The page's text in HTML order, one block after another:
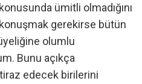
ümitli olmadığını
konuşmak gerekirse bütün
üyeliğine olumlu
Bunu açıkça
edecek birilerini